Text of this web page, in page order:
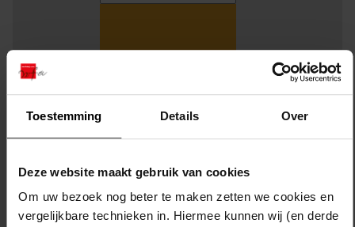
Toestemming Details Over
Deze website maakt gebruik van cookies
Om uw bezoek nog beter te maken zetten we cookies en
vergelijkbare technieken in. Hiermee kunnen wij (en derde